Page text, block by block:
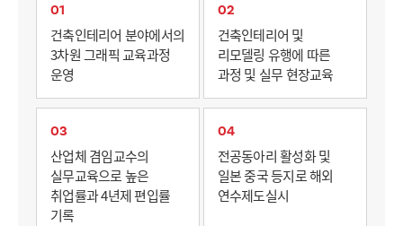
01
건축인테리어 분야에서의
3차원 그래픽 교육과정
운영
02
건축인테리어 및
리모델링 유행에 따른
과정 및 실무 현장교육
03
산업체 겸임교수의
실무교육으로 높은
취업률과 4년제 편입률
기록
04
전공동아리 활성화 및
일본 중국 등지로 해외
연수제도실시